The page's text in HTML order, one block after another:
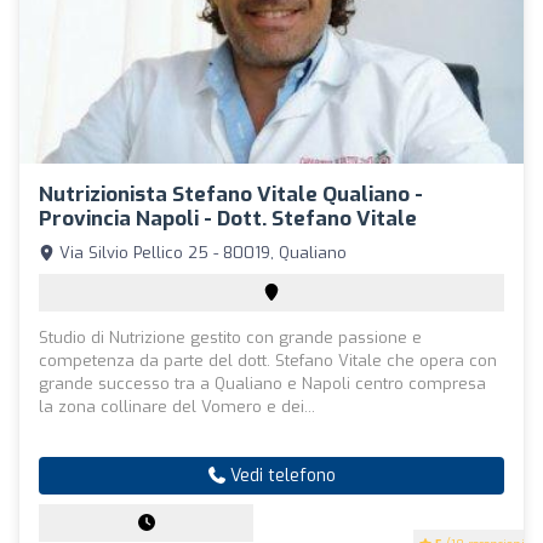
Nutrizionista Stefano Vitale Qualiano -
Provincia Napoli - Dott. Stefano Vitale
Via Silvio Pellico 25 - 80019, Qualiano
Studio di Nutrizione gestito con grande passione e
competenza da parte del dott. Stefano Vitale che opera con
grande successo tra a Qualiano e Napoli centro compresa
la zona collinare del Vomero e dei...
Vedi telefono